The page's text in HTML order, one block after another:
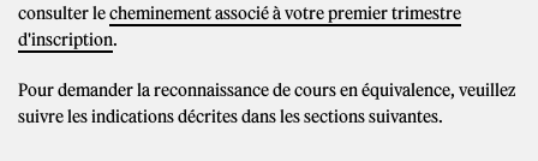
consulter lecheminement associé à votre premier trimestre
d'inscription.
Pour demander la reconnaissance de cours en équivalence, veuillez
suivre les indications décrites dans les sections suivantes.